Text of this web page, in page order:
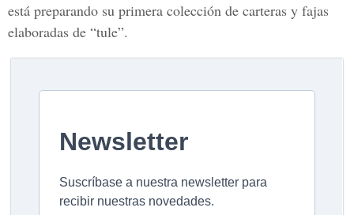
está preparando su primera colección de carteras y fajas
elaboradas de “tule”.